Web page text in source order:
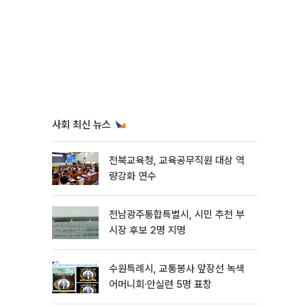
사회 최신 뉴스
전북교육청, 교육공무직원 대상 역
량강화 연수
전남광주통합특별시, 시민 추천 부
시장 후보 2명 지명
수원특례시, 교통봉사 앞장선 녹색
어머니회·안실련 5명 표창